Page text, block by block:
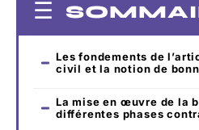
Les fondements de
civil et la notion de
La mise en œuvre de la
différentes phases